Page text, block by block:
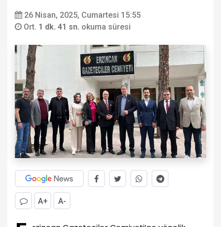
26 Nisan, 2025, Cumartesi 15:55
Ort. 1 dk. 41 sn. okuma süresi
A+ A-